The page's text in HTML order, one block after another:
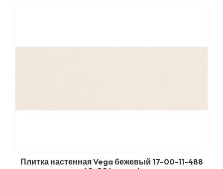
Плитка настенная Vega бежевый 17-00-11-488